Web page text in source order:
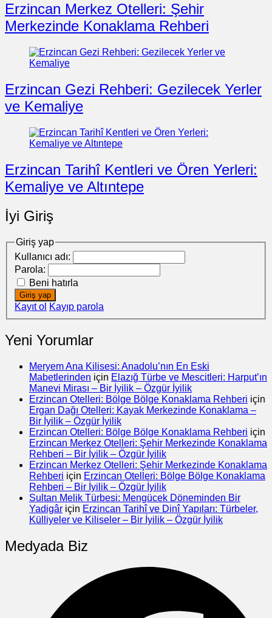
Erzincan Merkez Otelleri: Şehir
Merkezinde Konaklama Rehberi
Erzincan Gezi Rehberi: Gezilecek Yerler
ve Kemaliye
Erzincan Tarihî Kentleri ve Ören Yerleri:
Kemaliye ve Altıntepe
İyi Giriş
Giriş yap
Kullanıcı adı:
Parola:
Beni hatırla
Giriş yap
Kayıt ol Kayıp parola
Yeni Yorumlar
Meryem Ana Kilisesi: Anadolu’nın En Eski
Mabetlerinden için Elazığ Türbe ve Mescitleri: Harput’ın
Manevi Mirası – Bir İyilik – Özgür İyilik
Erzincan Otelleri: Bölge Bölge Konaklama Rehberi için
Ergan Dağı Otelleri: Kayak Merkezinde Konaklama –
Bir İyilik – Özgür İyilik
Erzincan Otelleri: Bölge Bölge Konaklama Rehberi için
Erzincan Merkez Otelleri: Şehir Merkezinde Konaklama
Rehberi – Bir İyilik – Özgür İyilik
Erzincan Merkez Otelleri: Şehir Merkezinde Konaklama
Rehberi için Erzincan Otelleri: Bölge Bölge Konaklama
Rehberi – Bir İyilik – Özgür İyilik
Sultan Melik Türbesi: Mengücek Döneminden Bir
Yadigâr için Erzincan Tarihî ve Dinî Yapıları: Türbeler,
Külliyeler ve Kiliseler – Bir İyilik – Özgür İyilik
Medyada Biz